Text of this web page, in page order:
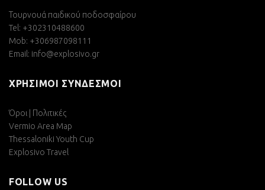
Τουρνουά παιδικού ποδοσφαίρου
Tel: +302310488600
Mob: +306987098111
Email: info@explosivo.gr
ΧΡΗΣΙΜΟΙ ΣΥΝΔΕΣΜΟΙ
Όροι | Πολιτικές
Vermio Area Map
Thessaloniki Youth Cup
Explosivo Travel
FOLLOW US